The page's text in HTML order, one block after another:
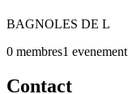
BAGNOLES DE L
0 membres1 evenement
Contact